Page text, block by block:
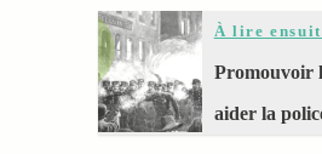
À lire
Promouvoir
aider la